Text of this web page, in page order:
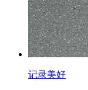
记录美好